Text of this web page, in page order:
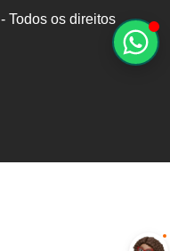
Todos os direitos